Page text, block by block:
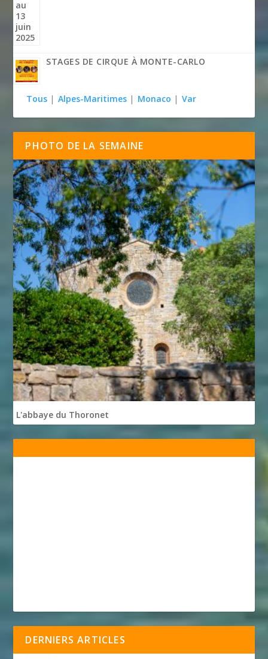
STAGES DE CIRQUE À MONTE-CARLO
Tous | Alpes-Maritimes | Monaco | Var
PHOTO DE LA SEMAINE
L'abbaye du Thoronet
DERNIERS ARTICLES